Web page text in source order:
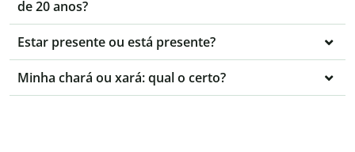
de 20 anos?
Estar presente ou está presente?
Minha chará ou xará: qual o certo?